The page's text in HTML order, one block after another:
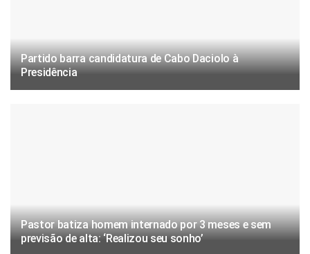
Partido barra candidatura de Cabo Daciolo à
Presidência
Pastor batiza homem internado por 3 meses e sem
previsão de alta: ‘Realizou seu sonho’